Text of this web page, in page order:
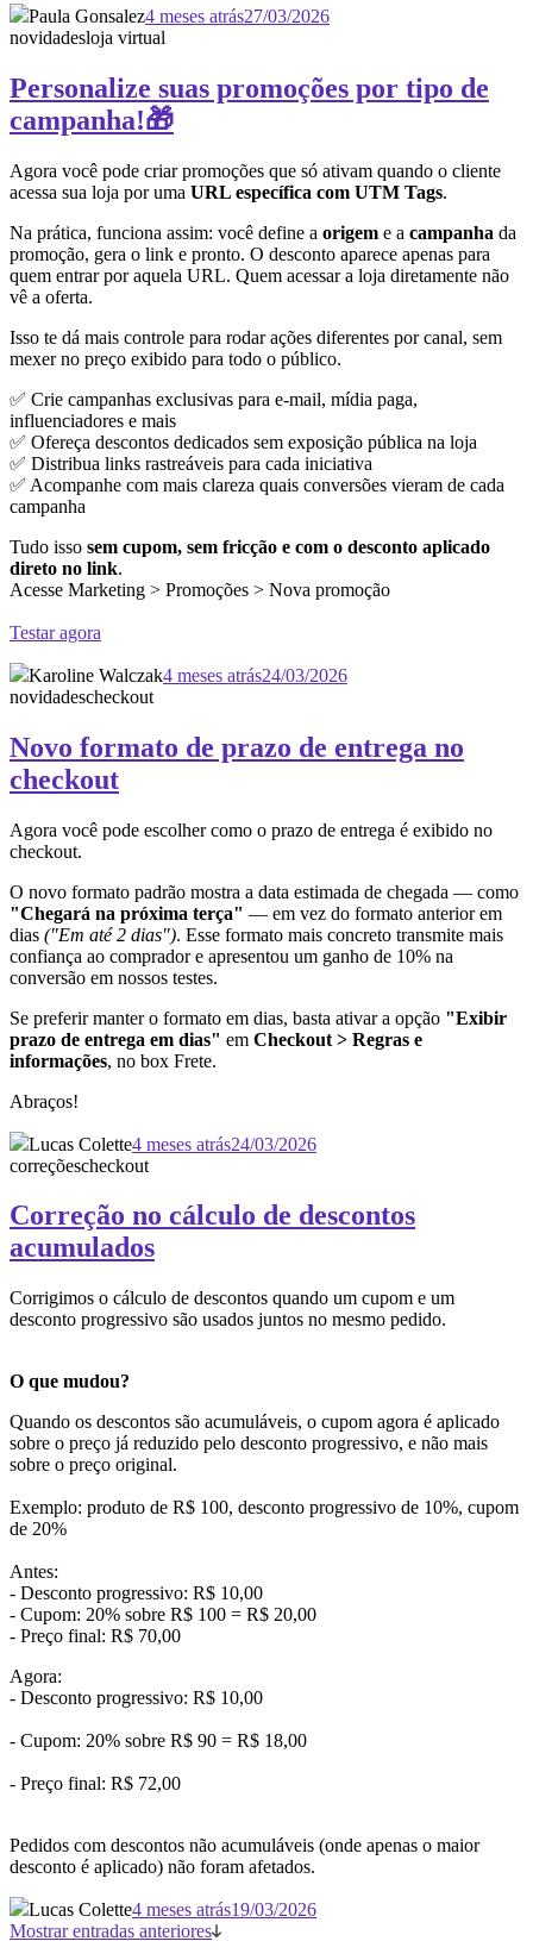
Paula Gonsalez4 meses atrás27/03/2026
novidadesloja virtual
Personalize suas promoções por tipo de
campanha!🎁
Agora você pode criar promoções que só ativam quando o cliente
acessa sua loja por uma URL específica com UTM Tags.
Na prática, funciona assim: você define a origem e a campanha da
promoção, gera o link e pronto. O desconto aparece apenas para
quem entrar por aquela URL. Quem acessar a loja diretamente não
vê a oferta.
Isso te dá mais controle para rodar ações diferentes por canal, sem
mexer no preço exibido para todo o público.
✅ Crie campanhas exclusivas para e-mail, mídia paga,
influenciadores e mais
✅ Ofereça descontos dedicados sem exposição pública na loja
✅ Distribua links rastreáveis para cada iniciativa
✅ Acompanhe com mais clareza quais conversões vieram de cada
campanha
Tudo isso sem cupom, sem fricção e com o desconto aplicado
direto no link.
Acesse Marketing > Promoções > Nova promoção
Testar agora
Karoline Walczak4 meses atrás24/03/2026
novidadescheckout
Novo formato de prazo de entrega no
checkout
Agora você pode escolher como o prazo de entrega é exibido no
checkout.
O novo formato padrão mostra a data estimada de chegada — como
"Chegará na próxima terça" — em vez do formato anterior em
dias ("Em até 2 dias"). Esse formato mais concreto transmite mais
confiança ao comprador e apresentou um ganho de 10% na
conversão em nossos testes.
Se preferir manter o formato em dias, basta ativar a opção "Exibir
prazo de entrega em dias" em Checkout > Regras e
informações, no box Frete.
Abraços!
Lucas Colette4 meses atrás24/03/2026
correçõescheckout
Correção no cálculo de descontos
acumulados
Corrigimos o cálculo de descontos quando um cupom e um
desconto progressivo são usados juntos no mesmo pedido.
O que mudou?
Quando os descontos são acumuláveis, o cupom agora é aplicado
sobre o preço já reduzido pelo desconto progressivo, e não mais
sobre o preço original.
Exemplo: produto de R$ 100, desconto progressivo de 10%, cupom
de 20%
Antes:
- Desconto progressivo: R$ 10,00
- Cupom: 20% sobre R$ 100 = R$ 20,00
- Preço final: R$ 70,00
Agora:
- Desconto progressivo: R$ 10,00
- Cupom: 20% sobre R$ 90 = R$ 18,00
- Preço final: R$ 72,00
Pedidos com descontos não acumuláveis (onde apenas o maior
desconto é aplicado) não foram afetados.
Lucas Colette4 meses atrás19/03/2026
Mostrar entradas anteriores